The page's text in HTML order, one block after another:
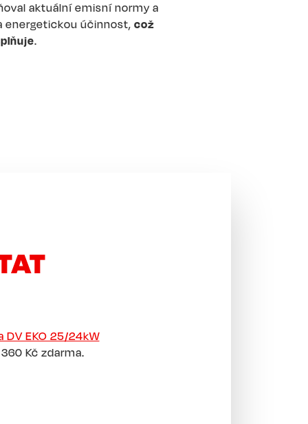
aktuální emisní normy a
energetickou účinnost, což
.
DV EKO 25/24kW
Kč zdarma.